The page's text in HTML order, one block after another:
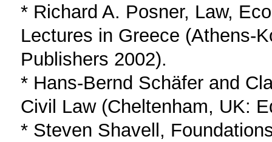
* Richard A. Posner, Law,
Lectures in Greece (Athens-
Publishers 2002).
* Hans-Bernd Schäfer and
Civil Law (Cheltenham, UK:
* Steven Shavell,